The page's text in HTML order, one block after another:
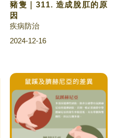
豬隻｜311. 造成脫肛的原
因
疾病防治
2024-12-16